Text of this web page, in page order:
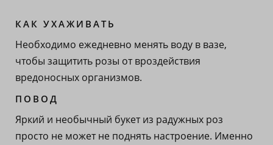
КАК УХАЖИВАТЬ
Необходимо ежедневно менять воду в вазе,
чтобы защитить розы от вроздействия
вредоносных организмов.
ПОВОД
Яркий и необычный букет из радужных роз
просто не может не поднять настроение. Именно